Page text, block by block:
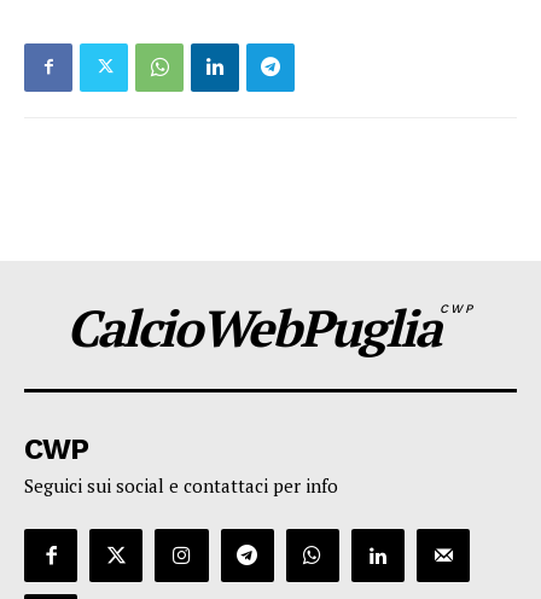
CalcioWebPugliaCWP
CWP
Seguici sui social e contattaci per info